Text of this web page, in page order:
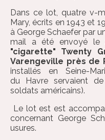
Dans ce lot, quatre v-
Mary, écrits en 1943 et
à George Schaefer par
mail a été envoyé le
"cigarette" Twenty
Varengeville près de
installés en Seine-
du Havre servaient
soldats américains).
Le lot est est
concernant George
usures.